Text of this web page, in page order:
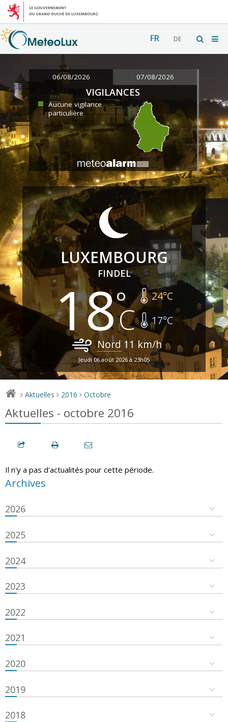
FR DE
06/08/2026 07/08/2026
VIGILANCES
Aucune vigilance
particulière
LUXEMBOURG
FINDEL
18 24°C
17°C
Nord 11km/h
Jeudi 06 août 2026 à 23h05
> Aktuelles > 2016 > Octobre
Aktuelles - octobre 2016
Il n'y a pas d'actualités pour cette période.
Archives
2026
2025
2024
2023
2022
2021
2020
2019
2018